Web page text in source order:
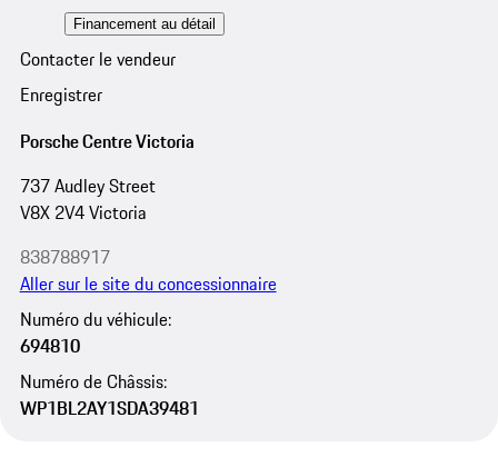
Financement au détail
Contacter le vendeur
Enregistrer
Porsche Centre Victoria
737 Audley Street
V8X 2V4 Victoria
838788917
Aller sur le site du concessionnaire
Numéro du véhicule:
694810
Numéro de Châssis:
WP1BL2AY1SDA39481